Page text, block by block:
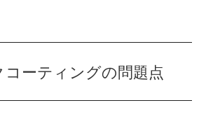
ーティングの問題点